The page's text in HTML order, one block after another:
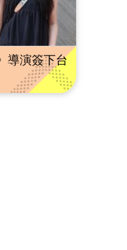
導演簽下台